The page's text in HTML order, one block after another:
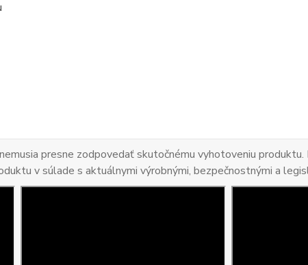
presne zodpovedať skutočnému vyhotoveniu
v súlade s aktuálnymi výrobnými, bezpečnostnými a